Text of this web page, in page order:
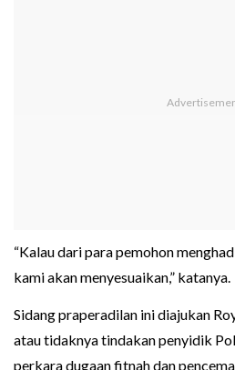
“Kalau dari para pemohon
kami akan menyesuaikan,” katanya.
Sidang praperadilan ini diajukan
atau tidaknya tindakan penyidik
perkara dugaan fitnah dan